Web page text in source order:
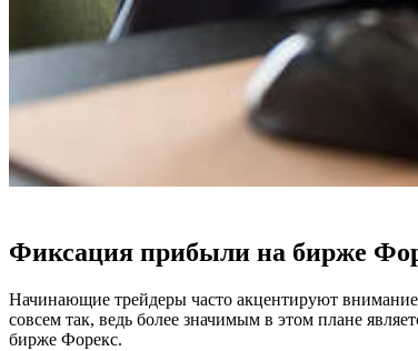
Фиксация прибыли на бирже
Начинающие трейдеры часто акцентируют внимание
совсем так, ведь более значимым в этом плане
бирже Форекс.